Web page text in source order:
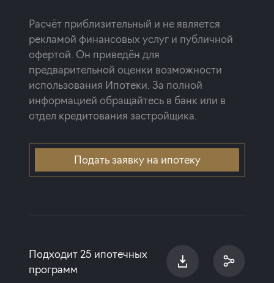
Расчёт приблизительный и не является
рекламой финансовых услуг и публичной
офертой. Он приведён для
предварительной оценки возможности
использования Ипотеки. За полной
информацией обращайтесь в банк или в
отдел кредитования застройщика.
Подать заявку на ипотеку
Подходит 25 ипотечных
программ